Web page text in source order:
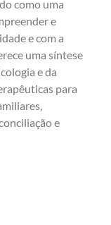
como uma
e
e com a
uma síntese
e da
para
e